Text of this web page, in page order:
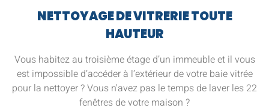
NETTOYAGE DE VITRERIE TOUTE
HAUTEUR
Vous habitez au troisième étage d’un immeuble et il vous
est impossible d’accéder à l’extérieur de votre baie vitrée
pour la nettoyer ? Vous n'avez pas le temps de laver les 22
fenêtres de votre maison ?